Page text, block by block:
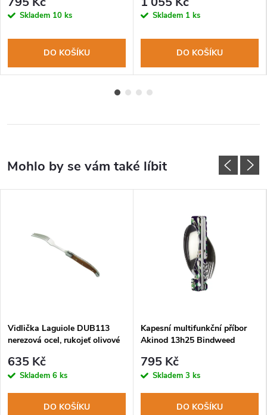
Skladem 10 ks
DO KOŠÍKU
Skladem 1 ks
DO KOŠÍKU
Vidlička Laguiole DUB113
nerezová ocel, rukojeť olivové
635 Kč
Skladem 6 ks
DO KOŠÍKU
Kapesní multifunkční příbor
Akinod 13h25 Bindweed
795 Kč
Skladem 3 ks
DO KOŠÍKU